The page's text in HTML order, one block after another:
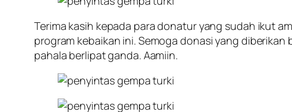
Terima kasih kepada para donatur yang sudah ikut
program kebaikan ini. Semoga donasi yang diberikan
pahala berlipat ganda. Aamiin.